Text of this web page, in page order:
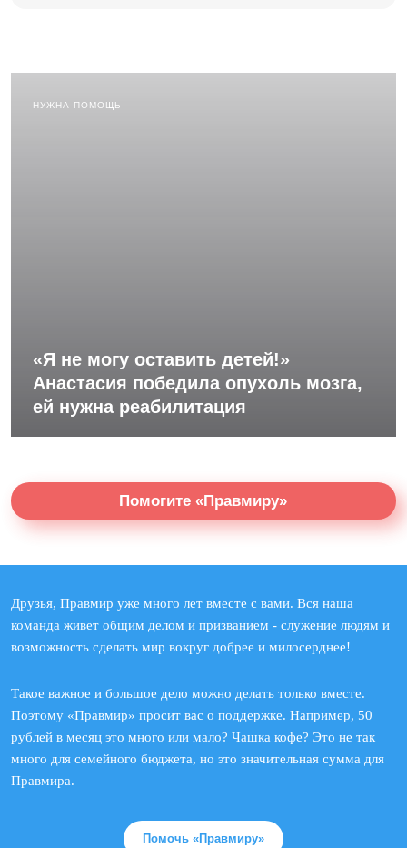
НУЖНА ПОМОЩЬ
«Я не могу оставить детей!»
Анастасия победила опухоль мозга,
ей нужна реабилитация
Помогите «Правмиру»
Друзья, Правмир уже много лет вместе с вами. Вся наша
команда живет общим делом и призванием - служение людям и
возможность сделать мир вокруг добрее и милосерднее!
Такое важное и большое дело можно делать только вместе.
Поэтому «Правмир» просит вас о поддержке. Например, 50
рублей в месяц это много или мало? Чашка кофе? Это не так
много для семейного бюджета, но это значительная сумма для
Правмира.
Помочь «Правмиру»